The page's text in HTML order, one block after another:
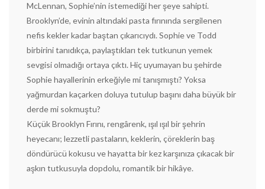
McLennan, Sophie’nin istemediği her şeye sahipti.
Brooklyn’de, evinin altındaki pasta fırınında sergilenen
nefis kekler kadar baştan çıkarıcıydı. Sophie ve Todd
birbirini tanıdıkça, paylaştıkları tek tutkunun yemek
sevgisi olmadığı ortaya çıktı. Hiç uyumayan bu şehirde
Sophie hayallerinin erkeğiyle mi tanışmıştı? Yoksa
yağmurdan kaçarken doluya tutulup başını daha büyük bir
derde mi sokmuştu?
Küçük Brooklyn Fırını, rengârenk, ışıl ışıl bir şehrin
heyecanı; lezzetli pastaların, keklerin, çöreklerin baş
döndürücü kokusu ve hayatta bir kez karşınıza çıkacak bir
aşkın tutkusuyla dopdolu, romantik bir hikâye.